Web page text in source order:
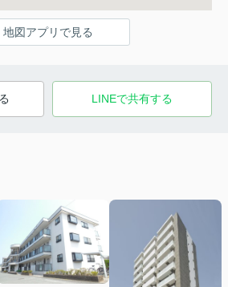
地図アプリで見る
LINEで共有する